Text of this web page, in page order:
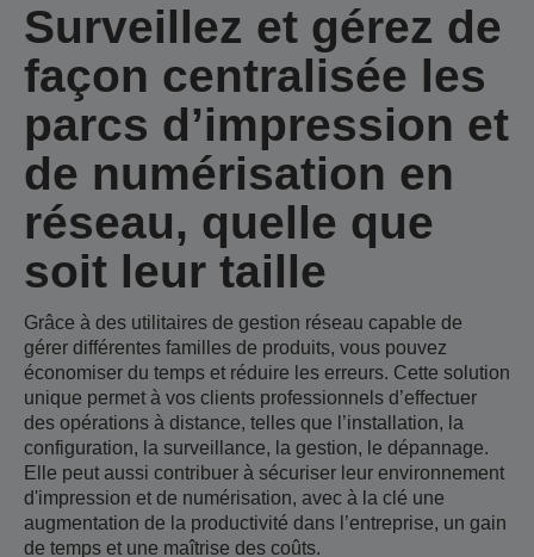
Surveillez et gérez de
façon centralisée les
parcs d’impression et
de numérisation en
réseau, quelle que
soit leur taille
Grâce à des utilitaires de gestion réseau capable de
gérer différentes familles de produits, vous pouvez
économiser du temps et réduire les erreurs. Cette solution
unique permet à vos clients professionnels d’effectuer
des opérations à distance, telles que l’installation, la
configuration, la surveillance, la gestion, le dépannage.
Elle peut aussi contribuer à sécuriser leur environnement
d'impression et de numérisation, avec à la clé une
augmentation de la productivité dans l’entreprise, un gain
de temps et une maîtrise des coûts.